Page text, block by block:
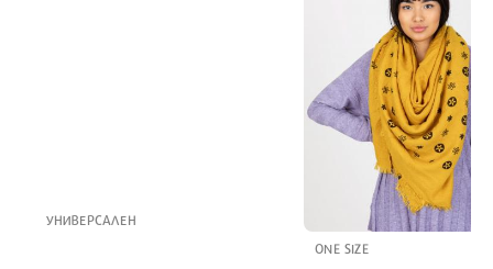
УНИВЕРСАЛЕН
ONE SIZE